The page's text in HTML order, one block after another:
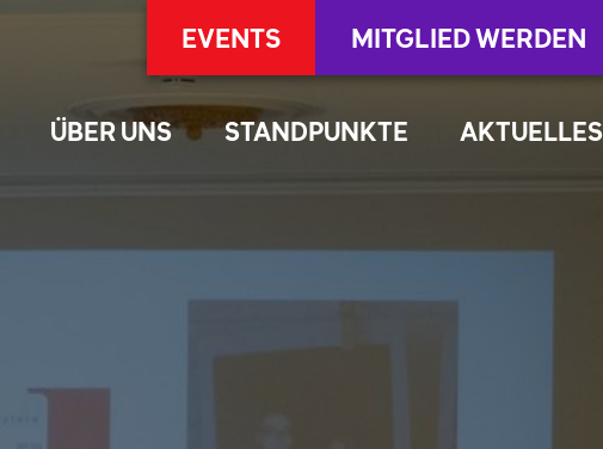
ÜBER UNS STANDPUNKTE AKTUELLES
EVENTS MITGLIED WERDEN